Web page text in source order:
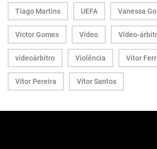
Tiago Martins UEFA Vanessa
Victor Gomes Vídeo Vídeo-
videoárbitro Violência Vitor
Vítor Pereira Vítor Santos